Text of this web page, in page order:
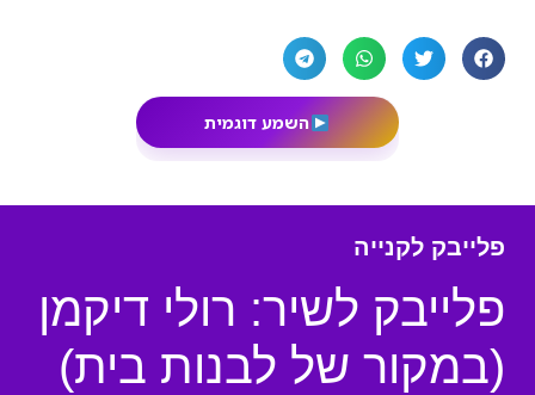
השמע דוגמית
פלייבק לקנייה
פלייבק לשיר: רולי דיקמן
(במקור של לבנות בית)